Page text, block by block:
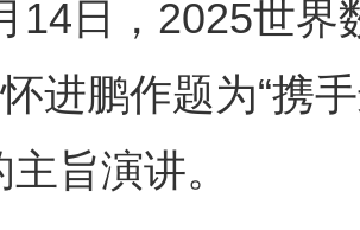
日，2025世界
进鹏作题为“携
旨演讲。